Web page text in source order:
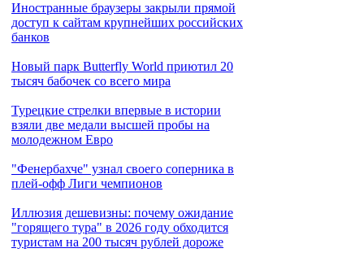
Иностранные браузеры закрыли прямой
доступ к сайтам крупнейших российских
банков
Новый парк Butterfly World приютил 20
тысяч бабочек со всего мира
Турецкие стрелки впервые в истории
взяли две медали высшей пробы на
молодежном Евро
"Фенербахче" узнал своего соперника в
плей-офф Лиги чемпионов
Иллюзия дешевизны: почему ожидание
"горящего тура" в 2026 году обходится
туристам на 200 тысяч рублей дороже